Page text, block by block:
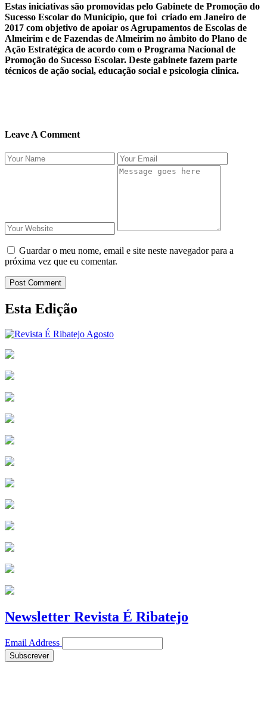
Estas iniciativas são promovidas pelo Gabinete de Promoção do
Sucesso Escolar do Município, que foi criado em Janeiro de
2017 com objetivo de apoiar os Agrupamentos de Escolas de
Almeirim e de Fazendas de Almeirim no âmbito do Plano de
Ação Estratégica de acordo com o Programa Nacional de
Promoção do Sucesso Escolar. Deste gabinete fazem parte
técnicos de ação social, educação social e psicologia clinica.
Leave A Comment
Guardar o meu nome, email e site neste navegador para a
próxima vez que eu comentar.
Post Comment
Esta Edição
Newsletter Revista É Ribatejo
Email Address